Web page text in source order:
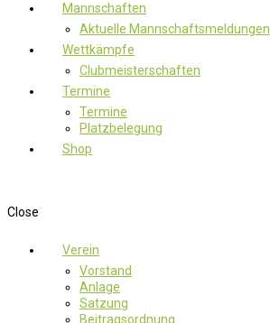
Mannschaften
Aktuelle Mannschaftsmeldungen
Wettkämpfe
Clubmeisterschaften
Termine
Termine
Platzbelegung
Shop
Close
Verein
Vorstand
Anlage
Satzung
Beitragsordnung